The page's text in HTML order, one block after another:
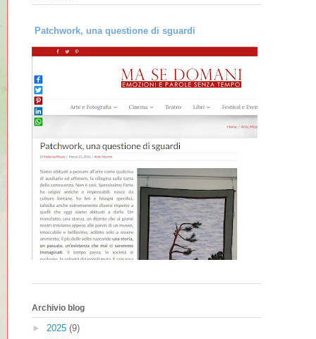
Patchwork, una questione di sguardi
Archivio blog
► 2025 (9)